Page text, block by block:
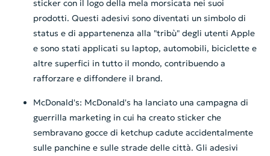
sticker con il logo della mela morsicata nei suoi
prodotti. Questi adesivi sono diventati un simbolo di
status e di appartenenza alla "tribù" degli utenti Apple
e sono stati applicati su laptop, automobili, biciclette e
altre superfici in tutto il mondo, contribuendo a
rafforzare e diffondere il brand.
McDonald's: McDonald's ha lanciato una campagna di
guerrilla marketing in cui ha creato sticker che
sembravano gocce di ketchup cadute accidentalmente
sulle panchine e sulle strade delle città. Gli adesivi